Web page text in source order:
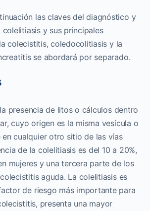
las claves del diagnóstico y
y sus principales
colecistitis, coledocolitiasis y la
se abordará por separado.
presencia de litos o cálculos dentro
cuyo origen es la misma vesícula o
en cualquier otro sitio de las vías
de la colelitiasis es del 10 a 20%,
mujeres y una tercera parte de los
aguda. La colelitiasis es
de riesgo más importante para
presenta una mayor